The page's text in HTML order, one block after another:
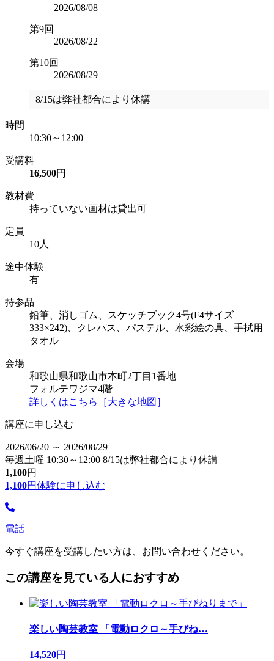
2026/08/08
第9回
2026/08/22
第10回
2026/08/29
8/15は弊社都合により休講
時間
10:30～12:00
受講料
16,500円
教材費
持っていない画材は貸出可
定員
10人
途中体験
有
持参品
鉛筆、消しゴム、スケッチブック4号(F4サイズ
333×242)、クレパス、パステル、水彩絵の具、手拭用
タオル
会場
和歌山県和歌山市本町2丁目1番地
フォルテワジマ4階
詳しくはこちら［大きな地図］
講座に申し込む
2026/06/20 ～ 2026/08/29
毎週土曜 10:30～12:00 8/15は弊社都合により休講
1,100円
1,100円体験に申し込む
電話
今すぐ講座を受講したい方は、お問い合わせください。
この講座を見ている人におすすめ
楽しい陶芸教室 「電動ロクロ～手びね…
14,520円